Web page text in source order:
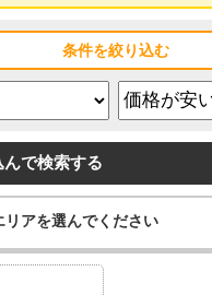
条件を絞り込む
で検索する
リアを選んでください